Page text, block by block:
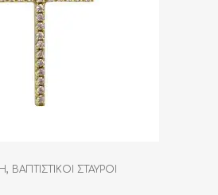
, ΒΑΠΤΙΣΤΙΚΟΙ ΣΤΑΥΡΟΙ